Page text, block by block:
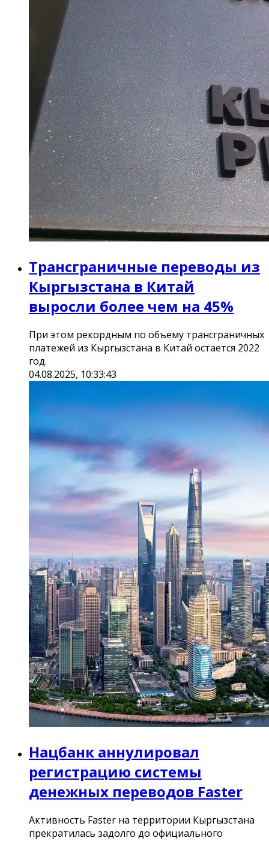
Трансграничные переводы из
Кыргызстана в Китай
выросли более чем на 45%
При этом рекордным по объему трансграничных
платежей из Кыргызстана в Китай остается 2022
год.
04.08.2025, 10:33:43
Нацбанк аннулировал
регистрацию системы
денежных переводов Faster
Активность Faster на территории Кыргызстана
прекратилась задолго до официального